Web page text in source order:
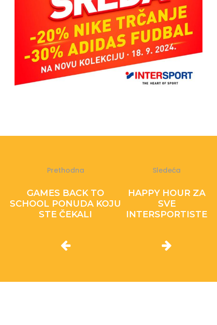
Prethodna
GAMES BACK TO
SCHOOL PONUDA KOJU
STE ČEKALI
Sledeća
HAPPY HOUR ZA
SVE
INTERSPORTISTE